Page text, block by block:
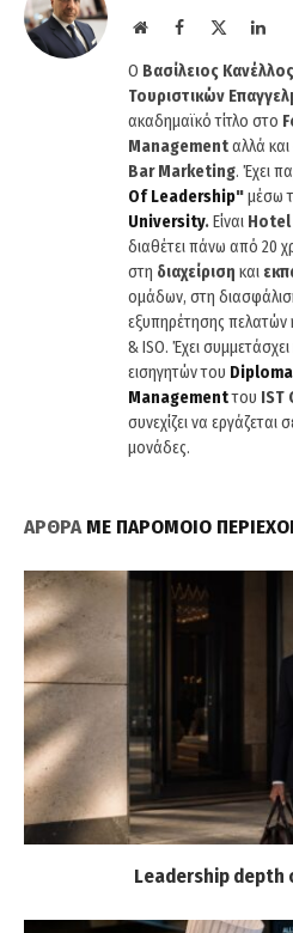
WebsiteFacebook
Ο Βασίλειος Κανέλλος
Τουριστικών
ακαδημαϊκό τίτλο στο
Managementαλλά
Bar Marketing. Έχει
Of Leadership"μέσω
University.Είναι Hotel
διαθέτει πάνω από 20
στη διαχείριση και
ομάδων, στη
εξυπηρέτησης πελατών
& ISO. Έχει
εισηγητών του Diploma
Managementτου IST
συνεχίζει να εργάζεται
μονάδες.
ΑΡΘΡΑΜΕ ΠΑΡΟΜΟΙΟ
Leadership depth